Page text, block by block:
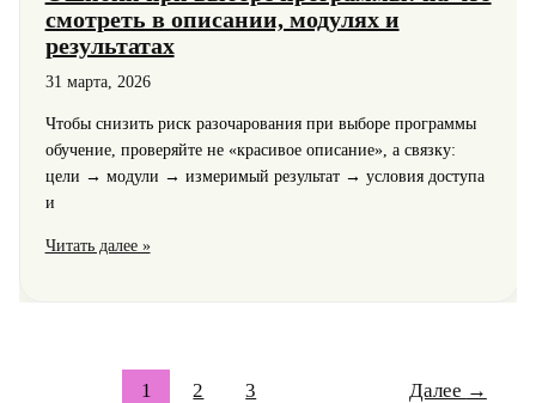
смотреть в описании, модулях и
результатах
31 марта, 2026
Чтобы снизить риск разочарования при выборе программы
обучение, проверяйте не «красивое описание», а связку:
цели → модули → измеримый результат → условия доступа
и
Ошибки
Читать далее »
1 2 3 Далее →